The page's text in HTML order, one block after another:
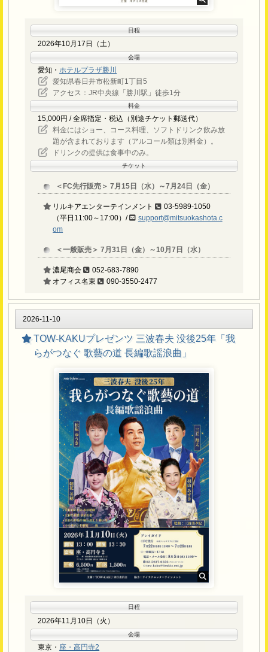
日程
2026年10月17日（土）
会場
愛知・ホテルプラザ勝川
愛知県春日井市松新町1丁目5
アクセス：JR中央線「勝川駅」徒歩1分
料金
15,000円 / 全席指定・税込（別途チケット郵送代）
料金にはショー、コース料理、ソフトドリンク飲み放
題が含まれております（アルコール類は別料金）。
ドリンクの提供は食事中のみ。
チケット
＜FC先行販売＞ 7月15日（水）～7月24日（金）
リルキアエンターテインメント
03-5989-1050
（平日11:00～17:00）/
support@mitsuokashota.c
om
＜一般販売＞ 7月31日（金）～10月7日（水）
濃尾商会
052-683-7890
オフィス名東
090-3550-2477
2026-11-10
TOW-KAKUプレゼンツ 三波春夫 没後25年「我
らがつなぐ 歌藝の道 長編歌謡浪曲」
日程
2026年11月10日（火）
会場
東京・ 座・高円寺2